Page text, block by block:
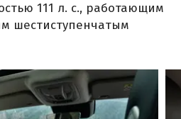
111 л. с., работающим
шестиступенчатым